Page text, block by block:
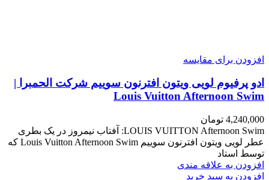
افزودن برای مقایسه
ادو پرفیوم لویی ویتون افترنون سوییم شرکت الحمبرا |
Louis Vuitton Afternoon Swim
4,240,000 تومان
LOUIS VUITTON Afternoon Swim: آفتاب نیمروز در یک بطری
عطر لویی ویتون افترنون سوییم Louis Vuitton Afternoon Swim که
توسط استاد
افزودن به علاقه مندی
افزودن به سبد خرید